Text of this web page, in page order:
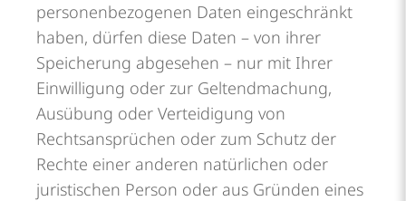
personenbezogenen Daten eingeschränkt
haben, dürfen diese Daten – von ihrer
Speicherung abgesehen – nur mit Ihrer
Einwilligung oder zur Geltendmachung,
Ausübung oder Verteidigung von
Rechtsansprüchen oder zum Schutz der
Rechte einer anderen natürlichen oder
juristischen Person oder aus Gründen eines